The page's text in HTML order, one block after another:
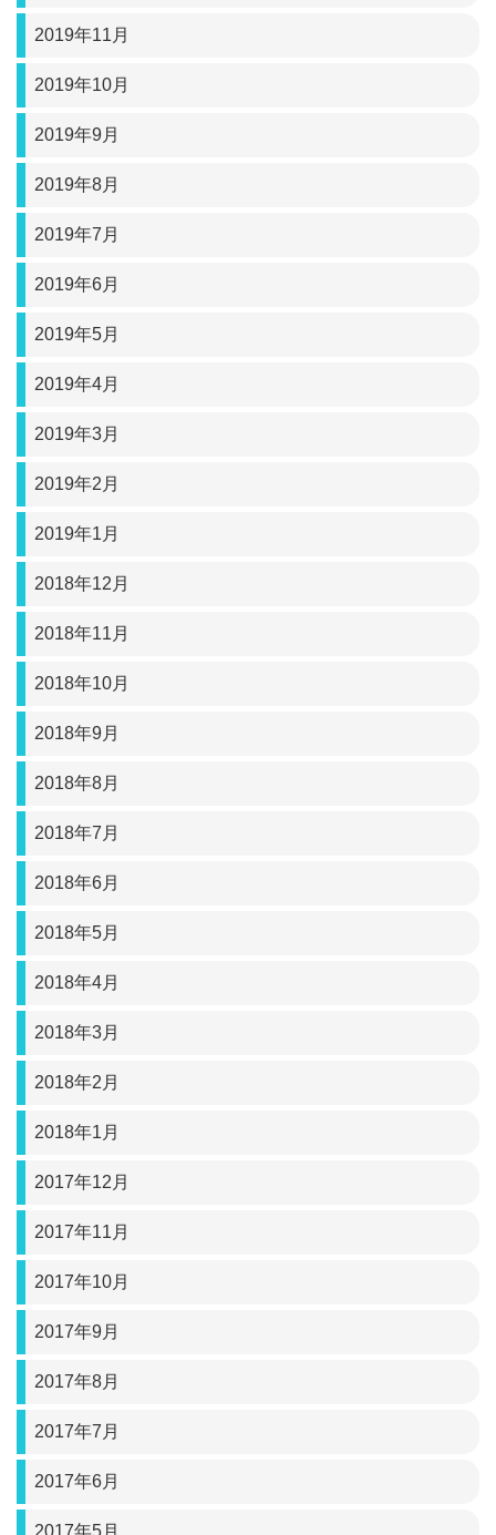
2019年11月
2019年10月
2019年9月
2019年8月
2019年7月
2019年6月
2019年5月
2019年4月
2019年3月
2019年2月
2019年1月
2018年12月
2018年11月
2018年10月
2018年9月
2018年8月
2018年7月
2018年6月
2018年5月
2018年4月
2018年3月
2018年2月
2018年1月
2017年12月
2017年11月
2017年10月
2017年9月
2017年8月
2017年7月
2017年6月
2017年5月